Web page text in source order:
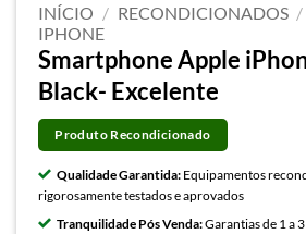
INÍCIO / RECONDICIONADOS /
IPHONE
Smartphone Apple
Black- Excelente
Produto Recondicionado
Qualidade Garantida: Equipamentos
rigorosamente testados e aprovados
Tranquilidade Pós Venda:Garantias de 1 a